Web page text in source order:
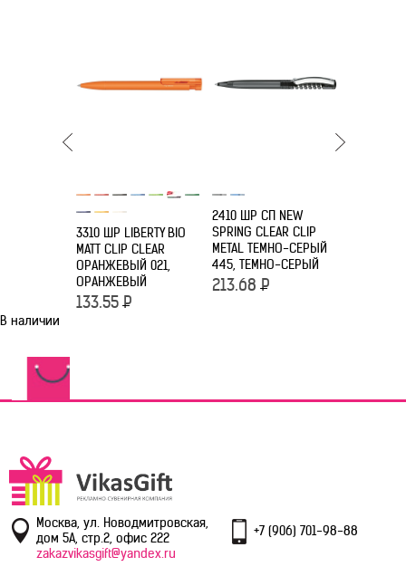
3310 ШР LIBERTY BIO
MATT CLIP CLEAR
ОРАНЖЕВЫЙ 021,
ОРАНЖЕВЫЙ
133.55 Р
2410 ШР СП NEW
SPRING CLEAR CLIP
METAL ТЕМНО-СЕРЫЙ
445, ТЕМНО-СЕРЫЙ
213.68 Р
В наличии
Москва, ул. Новодмитровская,
дом 5А, стр.2, офис 222
+7 (906) 701-98-88
zakazvikasgift@yandex.ru